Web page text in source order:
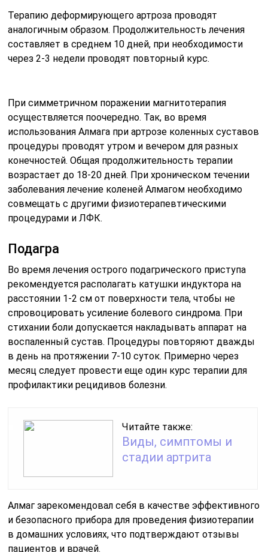
Терапию деформирующего артроза проводят
аналогичным образом. Продолжительность лечения
составляет в среднем 10 дней, при необходимости
через 2-3 недели проводят повторный курс.
При симметричном поражении магнитотерапия
осуществляется поочередно. Так, во время
использования Алмага при артрозе коленных суставов
процедуры проводят утром и вечером для разных
конечностей. Общая продолжительность терапии
возрастает до 18-20 дней. При хроническом течении
заболевания лечение коленей Алмагом необходимо
совмещать с другими физиотерапевтическими
процедурами и ЛФК.
Подагра
Во время лечения острого подагрического приступа
рекомендуется располагать катушки индуктора на
расстоянии 1-2 см от поверхности тела, чтобы не
спровоцировать усиление болевого синдрома. При
стихании боли допускается накладывать аппарат на
воспаленный сустав. Процедуры повторяют дважды
в день на протяжении 7-10 суток. Примерно через
месяц следует провести еще один курс терапии для
профилактики рецидивов болезни.
Читайте также:
Виды, симптомы и
стадии артрита
Алмаг зарекомендовал себя в качестве эффективного
и безопасного прибора для проведения физиотерапии
в домашних условиях, что подтверждают отзывы
пациентов и врачей.